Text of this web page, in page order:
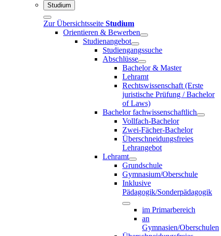
Studium
Zur Übersichtsseite Studium
Orientieren & Bewerben
Studienangebot
Studiengangssuche
Abschlüsse
Bachelor & Master
Lehramt
Rechtswissenschaft (Erste
juristische Prüfung / Bachelor
of Laws)
Bachelor fachwissenschaftlich
Vollfach-Bachelor
Zwei-Fächer-Bachelor
Überschneidungsfreies
Lehrangebot
Lehramt
Grundschule
Gymnasium/Oberschule
Inklusive
Pädagogik/Sonderpädagogik
im Primarbereich
an
Gymnasien/Oberschulen